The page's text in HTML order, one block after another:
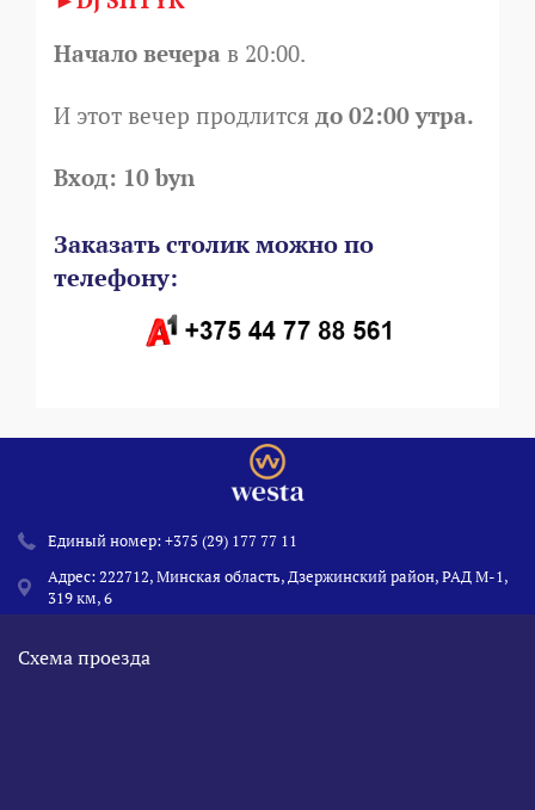
Начало вечера в 20:00.
И этот вечер продлится до 02:00 утра.
Вход: 10 byn
Заказать столик можно по
телефону:
Единый номер:+375 (29) 177 77 11
Адрес: 222712, Минская область, Дзержинский район, РАД М-1,
319 км, 6
Схема проезда